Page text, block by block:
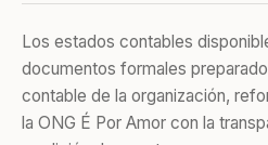
Los estados contables
documentos formales
contable de la organización,
la ONG É Por Amor con la